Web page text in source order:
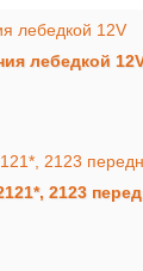
лебедкой
2123